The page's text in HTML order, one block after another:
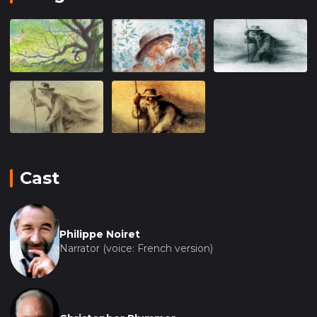
огромное влияние на мир вокруг нас.
Визуальное оформление мультфильма
отличается простотой и элегантностью, что лишь
усиливает его воздействие на зрителя. Каждый
кадр, наполненный пастельными оттенками и
мягкими линиями, приглашает зрителей
ощутить красоту и спокойствие природы, а
Музыкальное сопровождение мультфильма
гармонично дополняет визуальный и
нарративный ряд, создавая атмосферу
размышлений и внутреннего спокойствия.
Мягкие мелодии и звуки природы служат
фоном для истории, делая её ещё более
запоминающейся и влиятельной.
Cast
Philippe Noiret
Narrator (voice: French version)